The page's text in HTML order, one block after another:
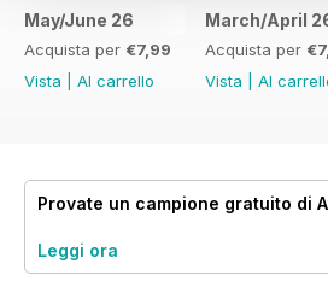
May/June 26
Acquista per €7,99
Vista
Al carrello
March/April
Acquista per
Vista
Al
Provate un campione gratuito di
Leggi ora